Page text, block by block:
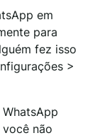
em
para
fez isso
>
não